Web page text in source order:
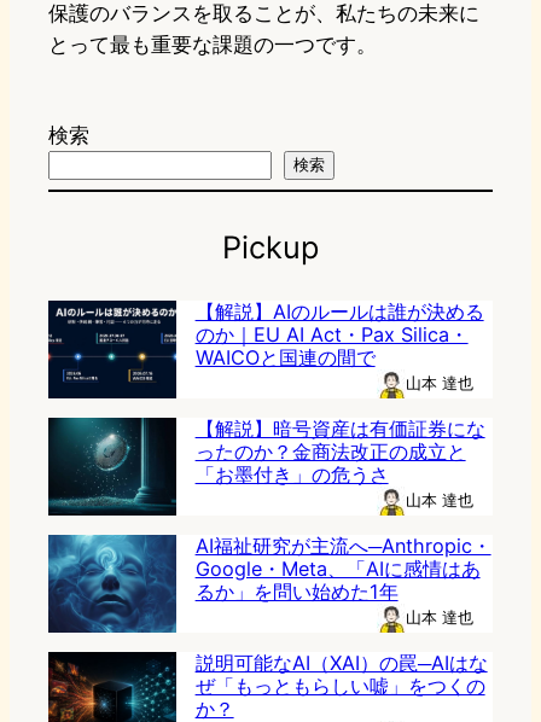
保護のバランスを取ることが、私たちの未来に
とって最も重要な課題の一つです。
検索
検索
Pickup
【解説】AIのルールは誰が決める
のか｜EU AI Act・Pax Silica・
WAICOと国連の間で
山本 達也
【解説】暗号資産は有価証券にな
ったのか？金商法改正の成立と
「お墨付き」の危うさ
山本 達也
AI福祉研究が主流へ─Anthropic・
Google・Meta、「AIに感情はあ
るか」を問い始めた1年
山本 達也
説明可能なAI（XAI）の罠─AIはな
ぜ「もっともらしい嘘」をつくの
か？